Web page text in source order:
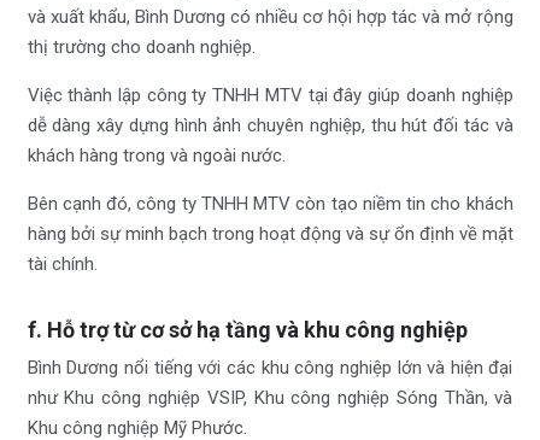
và xuất khẩu, Bình Dương có nhiều cơ hội hợp tác và mở rộng
thị trường cho doanh nghiệp.
Việc thành lập công ty TNHH MTV tại đây giúp doanh nghiệp
dễ dàng xây dựng hình ảnh chuyên nghiệp, thu hút đối tác và
khách hàng trong và ngoài nước.
Bên cạnh đó, công ty TNHH MTV còn tạo niềm tin cho khách
hàng bởi sự minh bạch trong hoạt động và sự ổn định về mặt
tài chính.
f. Hỗ trợ từ cơ sở hạ tầng và khu công nghiệp
Bình Dương nổi tiếng với các khu công nghiệp lớn và hiện đại
như Khu công nghiệp VSIP, Khu công nghiệp Sóng Thần, và
Khu công nghiệp Mỹ Phước.